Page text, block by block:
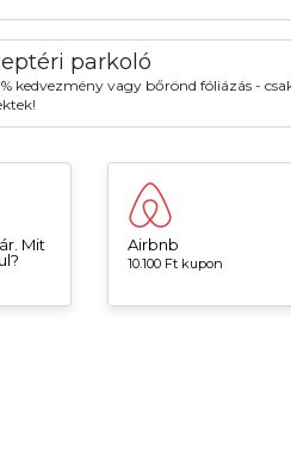
parkoló
kedvezmény vagy bőrönd fóliázás -
Mit
Airbnb
10.100 Ft kupon